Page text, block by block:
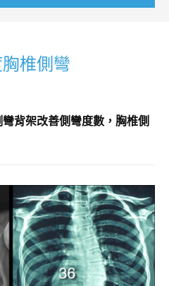
椎側彎
背架改善側彎度數，胸椎側